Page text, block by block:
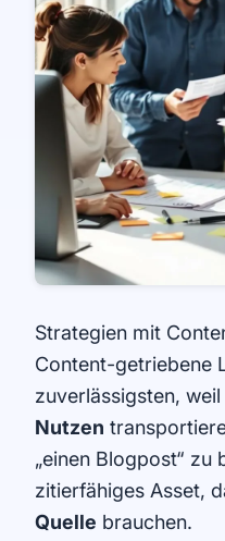
Strategien mit
Content-getriebene
zuverlässigsten, weil
Nutzen
„einen Blogpost“ zu
zitierfähiges Asset,
Quelle brauchen.